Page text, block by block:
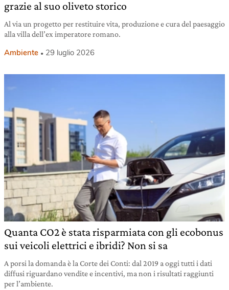
grazie al suo oliveto storico
Al via un progetto per restituire vita, produzione e cura del paesaggio
alla villa dell’ex imperatore romano.
Ambiente 29 luglio 2026
Quanta CO2 è stata risparmiata con gli ecobonus
sui veicoli elettrici e ibridi? Non si sa
A porsi la domanda è la Corte dei Conti: dal 2019 a oggi tutti i dati
diffusi riguardano vendite e incentivi, ma non i risultati raggiunti
per l’ambiente.